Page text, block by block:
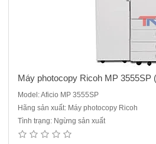
Máy photocopy Ricoh MP 3555SP
Model: Aficio MP 3555SP
Hãng sản xuất: Máy photocopy Ricoh
Tình trạng: Ngừng sản xuất
Máy Photocopy Ricoh MP3055SP Mới
M3055SP thay thế model năm 2021 là
sẵn: Photocopy laser đen trắng, In mạng,
tính qua cổng mạng Tốc độ